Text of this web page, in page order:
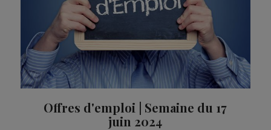
Offres d'emploi | Semaine du 17
juin 2024